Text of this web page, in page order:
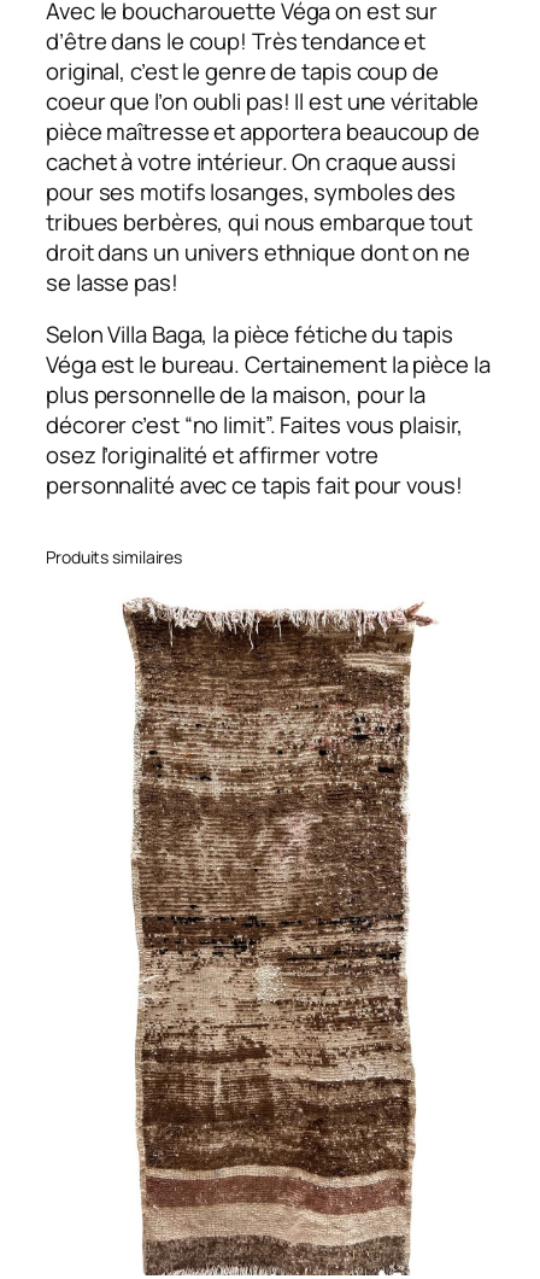
Avec le boucharouette Véga on est sur
d’être dans le coup! Très tendance et
original, c’est le genre de tapis coup de
coeur que l’on oubli pas! Il est une véritable
pièce maîtresse et apportera beaucoup de
cachet à votre intérieur. On craque aussi
pour ses motifs losanges, symboles des
tribues berbères, qui nous embarque tout
droit dans un univers ethnique dont on ne
se lasse pas!
Selon Villa Baga, la pièce fétiche du tapis
Véga est le bureau. Certainement la pièce la
plus personnelle de la maison, pour la
décorer c’est “no limit”. Faites vous plaisir,
osez l’originalité et affirmer votre
personnalité avec ce tapis fait pour vous!
Produits similaires